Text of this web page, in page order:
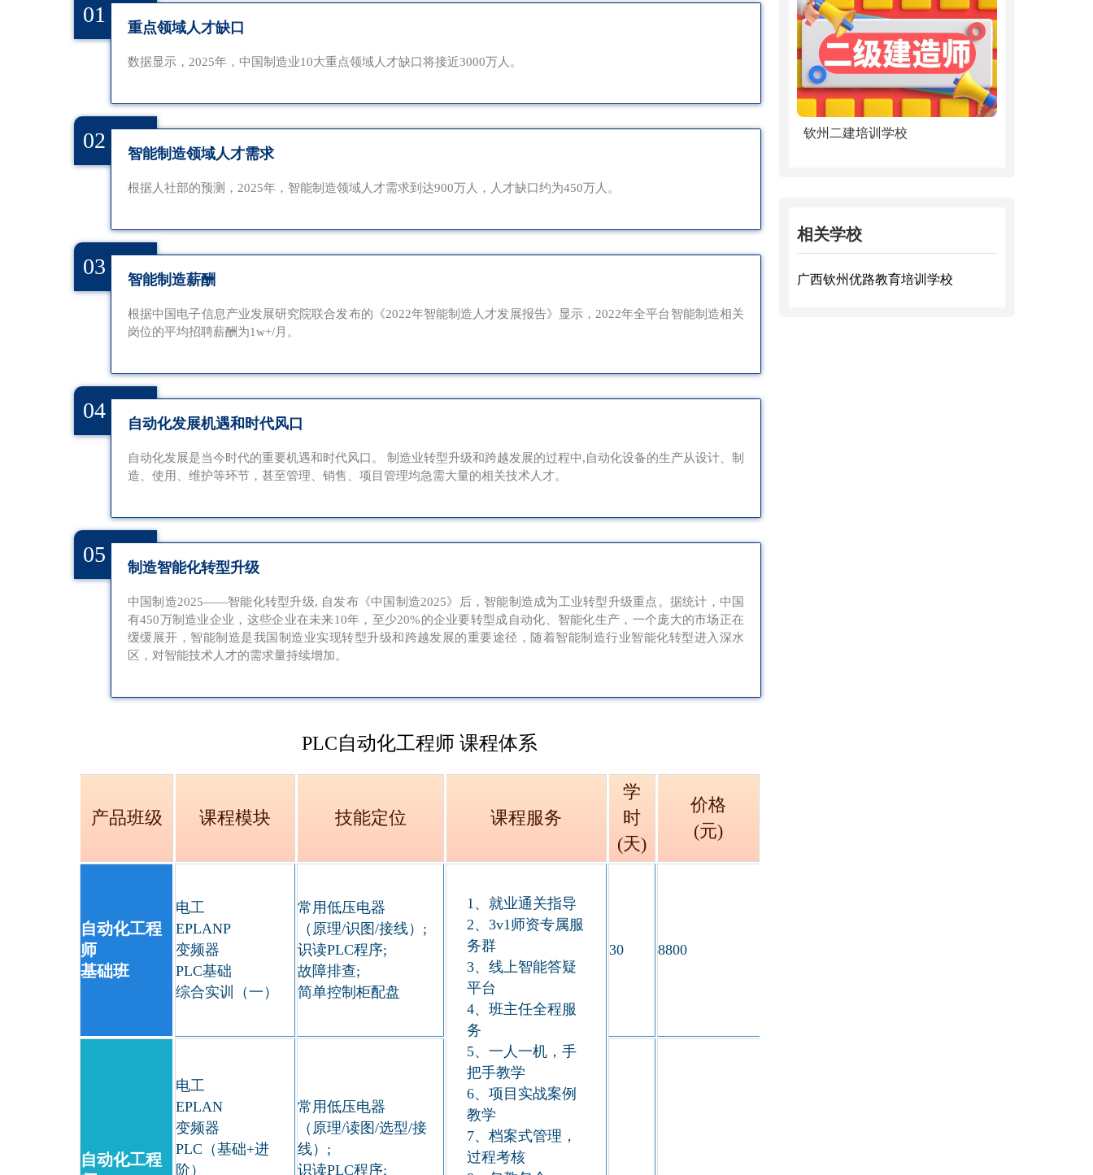
01
重点领域人才缺口
数据显示，2025年，中国制造业10大重点领域人才缺口将接近3000万人。
02
智能制造领域人才需求
根据人社部的预测，2025年，智能制造领域人才需求到达900万人，人才缺口约为450万人。
03
智能制造薪酬
根据中国电子信息产业发展研究院联合发布的《2022年智能制造人才发展报告》显示，2022年全平台智能制造相关
岗位的平均招聘薪酬为1w+/月。
04
自动化发展机遇和时代风口
自动化发展是当今时代的重要机遇和时代风口。 制造业转型升级和跨越发展的过程中,自动化设备的生产从设计、制
造、使用、维护等环节，甚至管理、销售、项目管理均急需大量的相关技术人才。
05
制造智能化转型升级
中国制造2025——智能化转型升级, 自发布《中国制造2025》后，智能制造成为工业转型升级重点。据统计，中国
有450万制造业企业，这些企业在未来10年，至少20%的企业要转型成自动化、智能化生产，一个庞大的市场正在
缓缓展开，智能制造是我国制造业实现转型升级和跨越发展的重要途径，随着智能制造行业智能化转型进入深水
区，对智能技术人才的需求量持续增加。
PLC自动化工程师 课程体系
产品班级 课程模块 技能定位 课程服务
学
时
(天)
价格
(元)
自动化工程
师
基础班
电工
EPLANP
变频器
PLC基础
综合实训（一）
常用低压电器
（原理/识图/接线）;
识读PLC程序;
故障排查;
简单控制柜配盘
1、就业通关指导
2、3v1师资专属服
务群
3、线上智能答疑
平台
4、班主任全程服
务
5、一人一机，手
把手教学
6、项目实战案例
教学
7、档案式管理，
过程考核
30 8800
自动化工程
电工
EPLAN
变频器
PLC（基础+进
阶）
常用低压电器
（原理/读图/选型/接
线）;
识读PLC程序;
钦州二建培训学校
相关学校
广西钦州优路教育培训学校